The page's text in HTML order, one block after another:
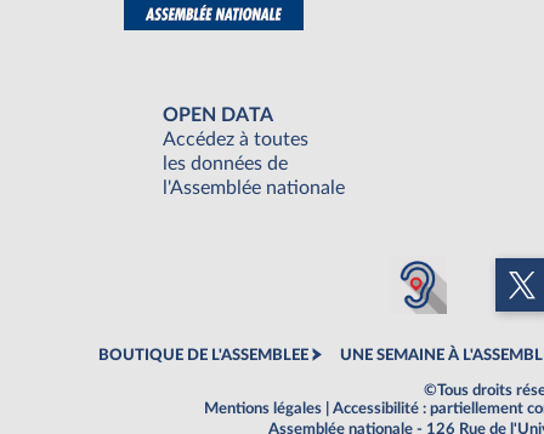
OPEN DATA
Accédez à toutes
les données de
l'Assemblée nationale
BOUTIQUE DE L'ASSEMBLEE UNE SEMAINE À
©Tous droits
Mentions légales
Accessibilité : partiellement
Assemblée nationale - 126 Rue de